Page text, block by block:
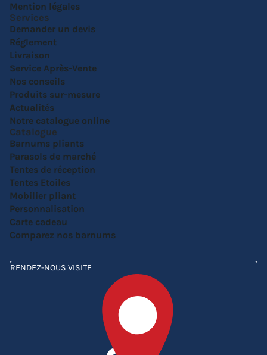
Mention légales
Services
Demander un devis
Réglement
Livraison
Service Après-Vente
Nos conseils
Produits sur-mesure
Actualités
Notre catalogue online
Catalogue
Barnums pliants
Parasols de marché
Tentes de réception
Tentes Etoiles
Mobilier pliant
Personnalisation
Carte cadeau
Comparez nos barnums
RENDEZ-NOUS VISITE